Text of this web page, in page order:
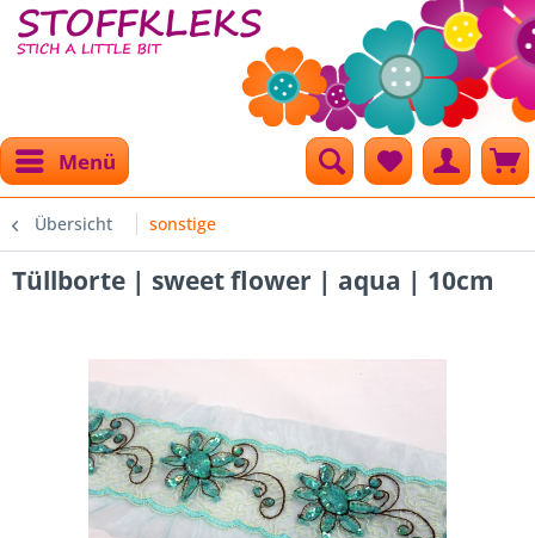
Menü
Übersicht sonstige
Tüllborte | sweet flower | aqua | 10cm